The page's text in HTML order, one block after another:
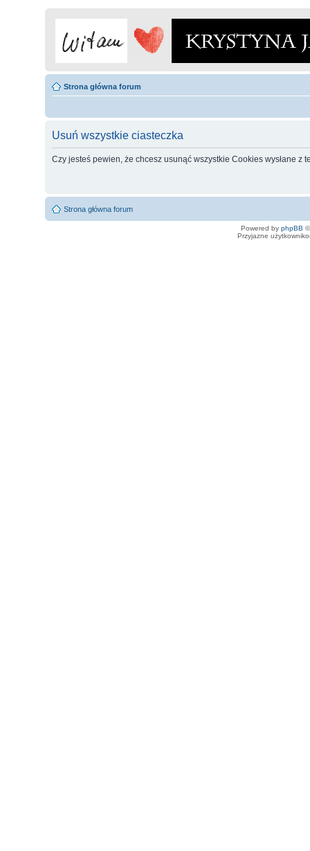
Strona główna forum
Usuń wszystkie ciasteczka
Czy jesteś pewien, że chcesz usunąć wszystkie Cookies wysłane z
Strona główna forum
Powered by phpBB
Przyjazne